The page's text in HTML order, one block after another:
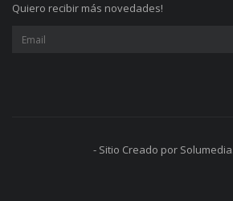
Quiero recibir más novedades!
- Sitio Creado por